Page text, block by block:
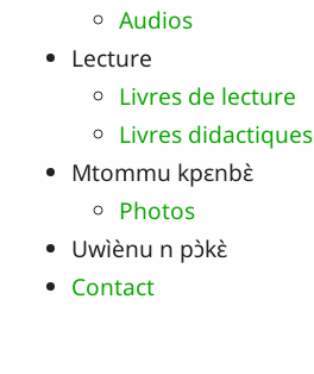
Audios
Lecture
Livres de lecture
Livres didactiques
Mtommu kpɛnbɛ̀
Photos
Uwìènu n pɔ̀kɛ̀
Contact